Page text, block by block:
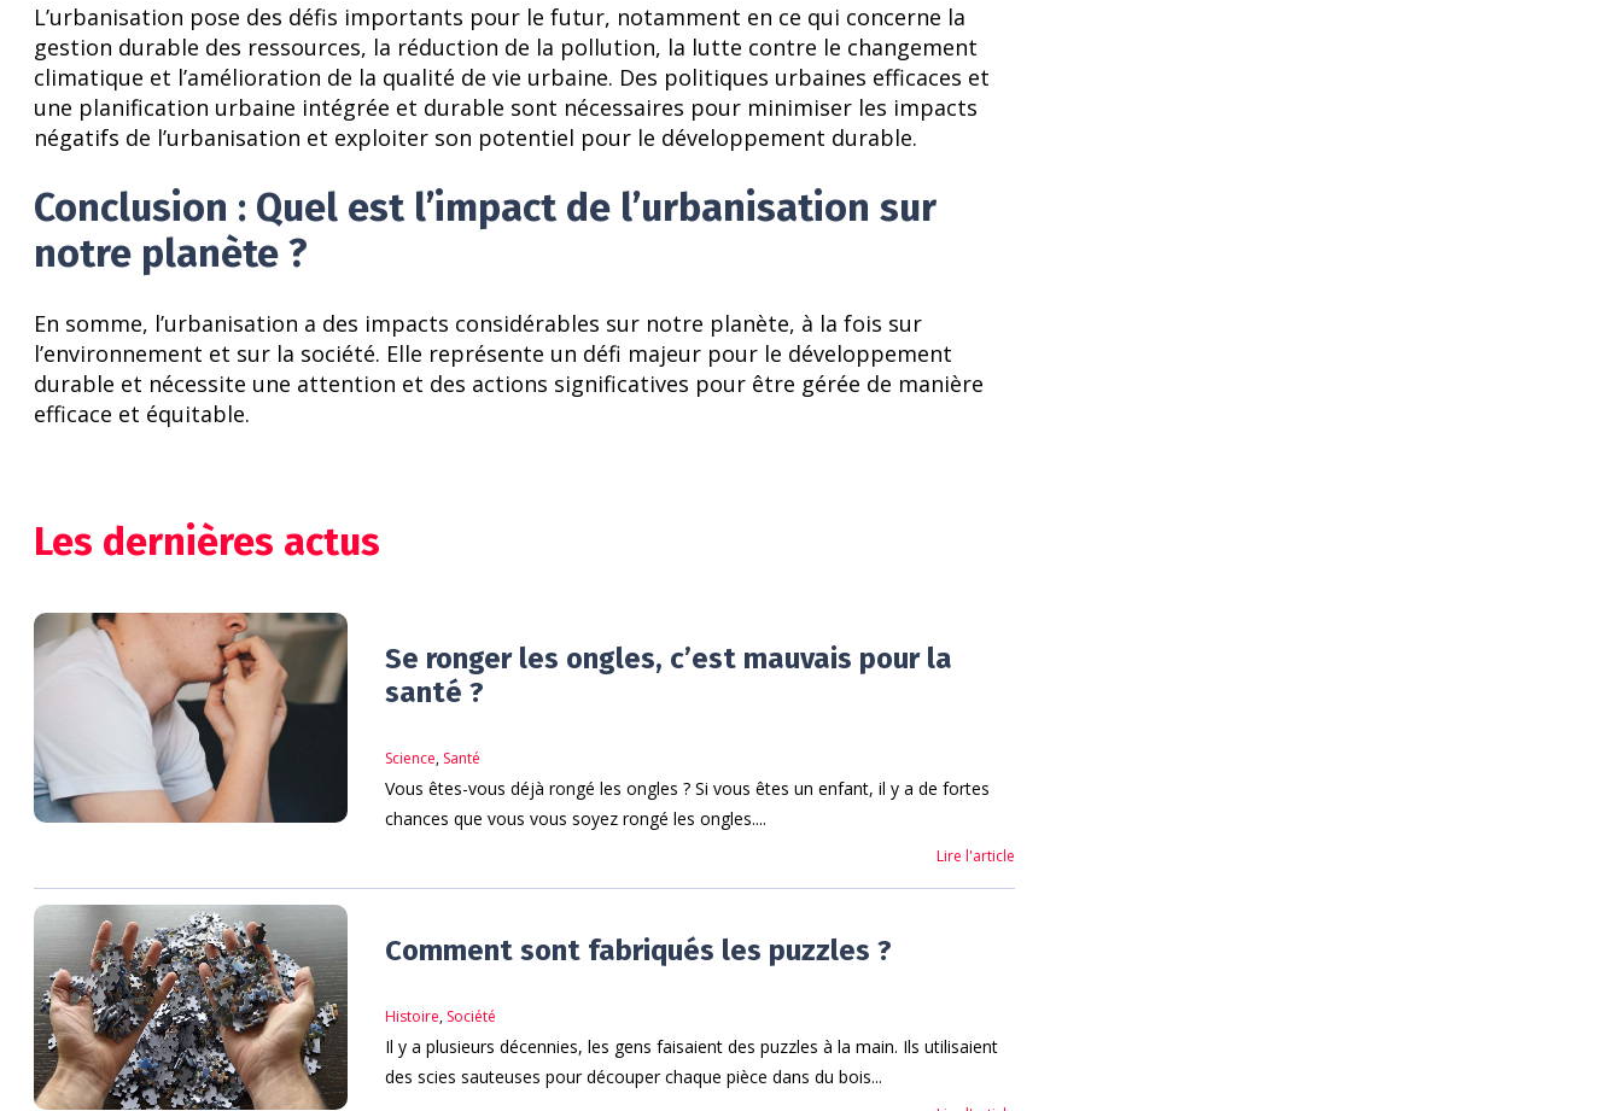
L’urbanisation pose des défis importants pour le futur, notamment en ce qui concerne la
gestion durable des ressources, la réduction de la pollution, la lutte contre le changement
climatique et l’amélioration de la qualité de vie urbaine. Des politiques urbaines efficaces et
une planification urbaine intégrée et durable sont nécessaires pour minimiser les impacts
négatifs de l’urbanisation et exploiter son potentiel pour le développement durable.
Conclusion : Quel est l’impact de l’urbanisation sur
notre planète ?
En somme, l’urbanisation a des impacts considérables sur notre planète, à la fois sur
l’environnement et sur la société. Elle représente un défi majeur pour le développement
durable et nécessite une attention et des actions significatives pour être gérée de manière
efficace et équitable.
Les dernières actus
Se ronger les ongles, c’est mauvais pour la
santé ?
Science, Santé
Vous êtes-vous déjà rongé les ongles ? Si vous êtes un enfant, il y a de fortes
chances que vous vous soyez rongé les ongles....
Lire l'article
Comment sont fabriqués les puzzles ?
Histoire, Société
Il y a plusieurs décennies, les gens faisaient des puzzles à la main. Ils utilisaient
des scies sauteuses pour découper chaque pièce dans du bois...